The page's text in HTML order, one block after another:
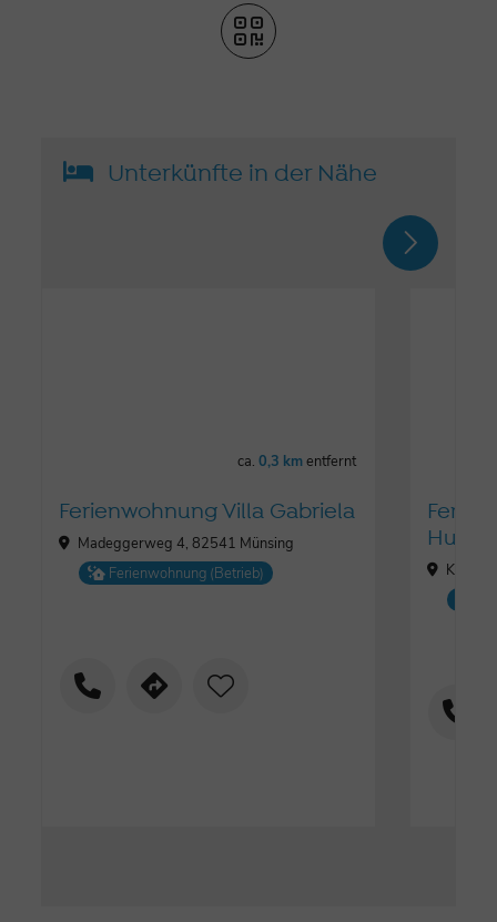
Unterkünfte in der Nähe
ca.0,3 kmentfernt
Ferienwohnung Villa Gabriela
Madeggerweg 4, 82541 Münsing
Ferienwohnung (Betrieb)
Huber